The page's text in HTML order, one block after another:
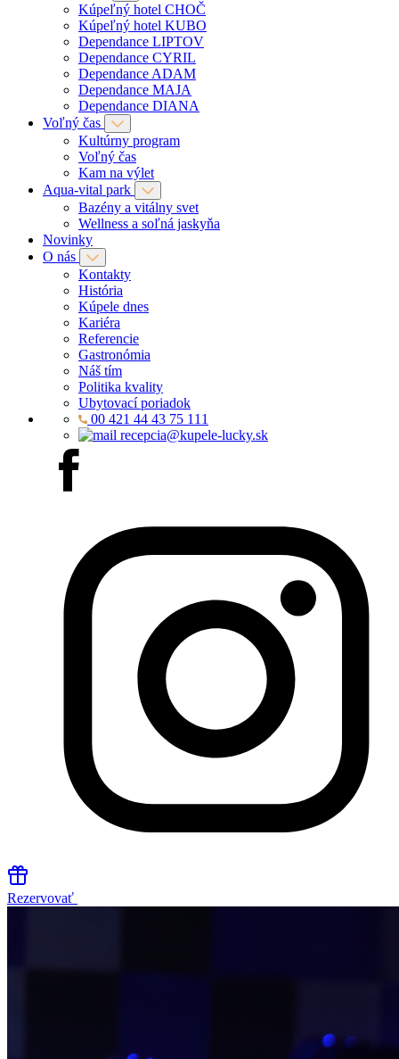
Kúpeľný hotel CHOČ
Kúpeľný hotel KUBO
Dependance LIPTOV
Dependance CYRIL
Dependance ADAM
Dependance MAJA
Dependance DIANA
Voľný čas
Kultúrny program
Voľný čas
Kam na výlet
Aqua-vital park
Bazény a vitálny svet
Wellness a soľná jaskyňa
Novinky
O nás
Kontakty
História
Kúpele dnes
Kariéra
Referencie
Gastronómia
Náš tím
Politika kvality
Ubytovací poriadok
00 421 44 43 75 111
recepcia@kupele-lucky.sk
Rezervovať